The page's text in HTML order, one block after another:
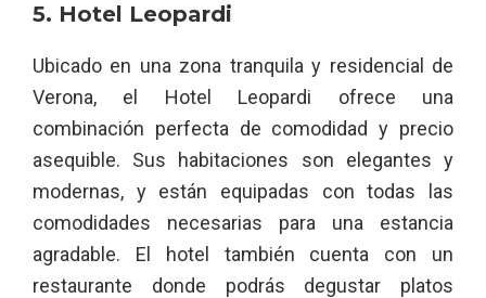
5. Hotel Leopardi
Ubicado en una zona tranquila y residencial de
Verona, el Hotel Leopardi ofrece una
combinación perfecta de comodidad y precio
asequible. Sus habitaciones son elegantes y
modernas, y están equipadas con todas las
comodidades necesarias para una estancia
agradable. El hotel también cuenta con un
restaurante donde podrás degustar platos